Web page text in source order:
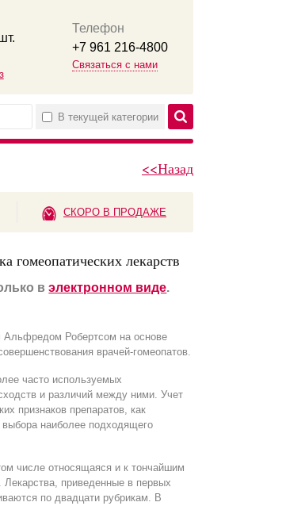
Телефон
+7 961 216-4800
Связаться с нами
В текущей категории
<<Назад
СКОРО В ПРОДАЖЕ
гомеопатических лекарств
вэлектронном виде.
Альфредом Робертсом на основе
врачей-гомеопатов.
часто используемых
и различий между ними. Учет
признаков препаратов, как
наиболее подходящего
числе относящаяся и к тончайшим
приведенные в первых
по двадцати рубрикам. В